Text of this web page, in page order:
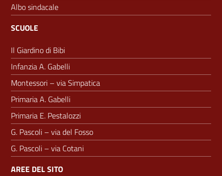
Albo sindacale
SCUOLE
Il Giardino di Bibi
Infanzia A. Gabelli
Montessori – via Simpatica
Primaria A. Gabelli
Primaria E. Pestalozzi
G. Pascoli – via del Fosso
G. Pascoli – via Cotani
AREE DEL SITO